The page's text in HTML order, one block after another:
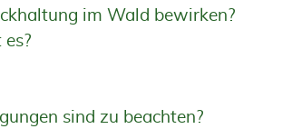
im Wald bewirken?
sind zu beachten?